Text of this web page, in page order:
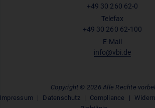
+49 30 260 62-0
Telefax
+49 30 260 62-100
E-Mail
info@vbi.de
Copyright © 2026 Alle Rechte
Datenschutz
Compliance